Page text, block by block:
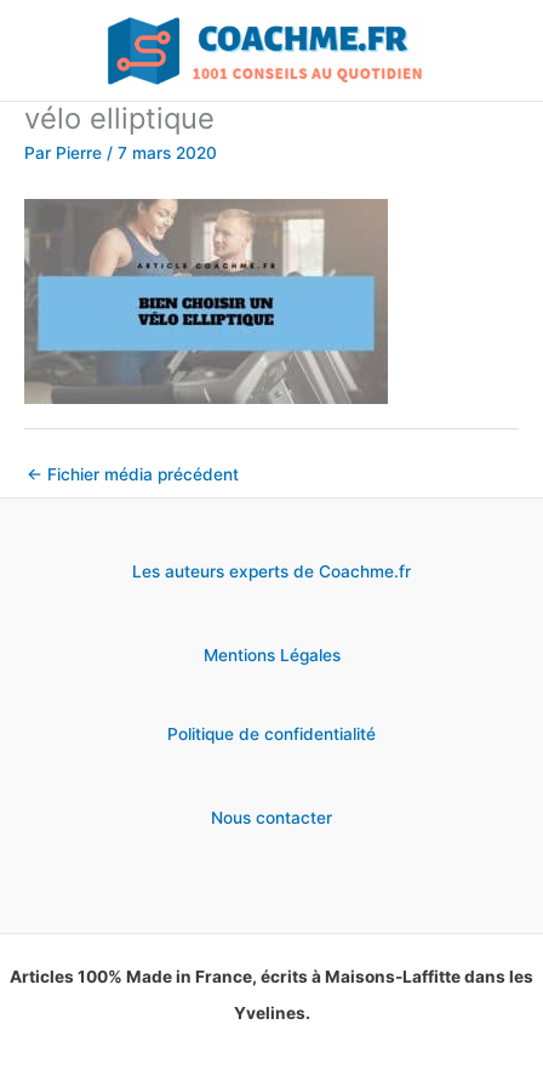
vélo elliptique
Par Pierre / 7 mars 2020
← Fichier média précédent
Les auteurs experts de Coachme.fr
Mentions Légales
Politique de confidentialité
Nous contacter
Articles 100% Made in France, écrits à Maisons-Laffitte dans les
Yvelines.